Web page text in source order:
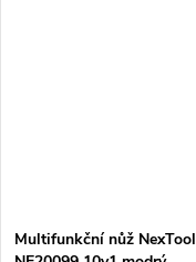
Multifunkční nůž NexTool